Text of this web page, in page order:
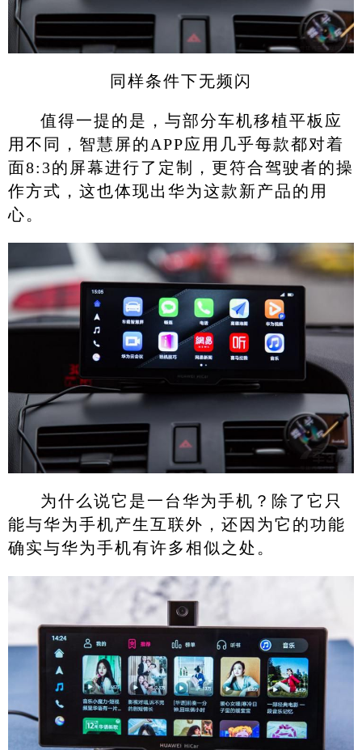
同样条件下无频闪
值得一提的是，与部分车机移植平板应
用不同，智慧屏的APP应用几乎每款都对着
面8:3的屏幕进行了定制，更符合驾驶者的操
作方式，这也体现出华为这款新产品的用
心。
为什么说它是一台华为手机？除了它只
能与华为手机产生互联外，还因为它的功能
确实与华为手机有许多相似之处。